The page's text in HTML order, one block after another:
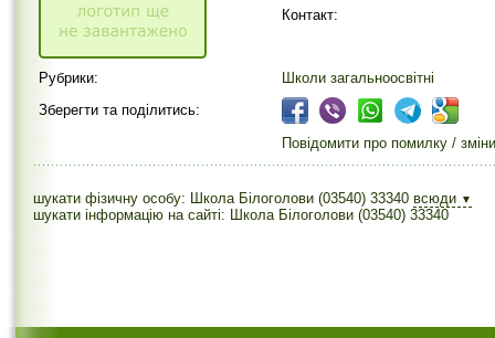
Контакт:
Рубрики:
Школи загальноосвітні
Зберегти та поділитись:
Повідомити про помилку / зміни
шукати фізичну особу: Школа Білоголови (03540) 33340 всюди ▼
шукати інформацію на сайті: Школа Білоголови (03540) 33340